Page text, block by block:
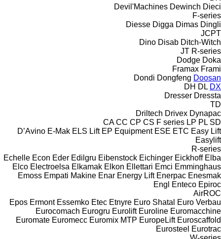
Devil'Machines Dewinch Dieci
F-series
Diesse Digga Dimas Dingli
JCPT
Dino Disab Ditch-Witch
JT R-series
Dodge Doka
Framax Frami
Dondi Dongfeng Doosan
DH DL DX
Dresser Dressta
TD
Driltech Drivex Dynapac
CA CC CP CS F series LP PL SD
D’Avino E-Mak ELS Lift EP Equipment ESE ETC Easy Lift
Easylift
R-series
Echelle Econ Eder Edilgru Eibenstock Eichinger Eickhoff Elba
Elco Electroelsa Elkamak Elkon Ellettari Emci Emminghaus
Emoss Empati Makine Enar Energy Lift Enerpac Enesmak
Engl
Enteco Epiroc
AirROC
Epos Ermont Essemko Etec Etnyre Euro Shatal
Euro Verbau
Eurocomach Eurogru Eurolift Euroline Euromacchine
Euromate Euromecc Euromix MTP EuropeLift Euroscaffold
Eurosteel Eurotrac